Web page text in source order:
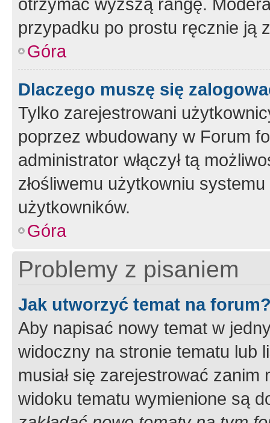
przypadku po prostu ręcznie ją
Góra
Dlaczego muszę się
Tylko zarejestrowani
poprzez wbudowany w Forum
administrator włączył tą
złośliwemu użytkowniu
użytkowników.
Góra
Problemy z pisaniem
Jak utworzyć temat na
Aby napisać nowy temat w
widoczny na stronie tematu lub
musiał się zarejestrować
widoku tematu wymienione są